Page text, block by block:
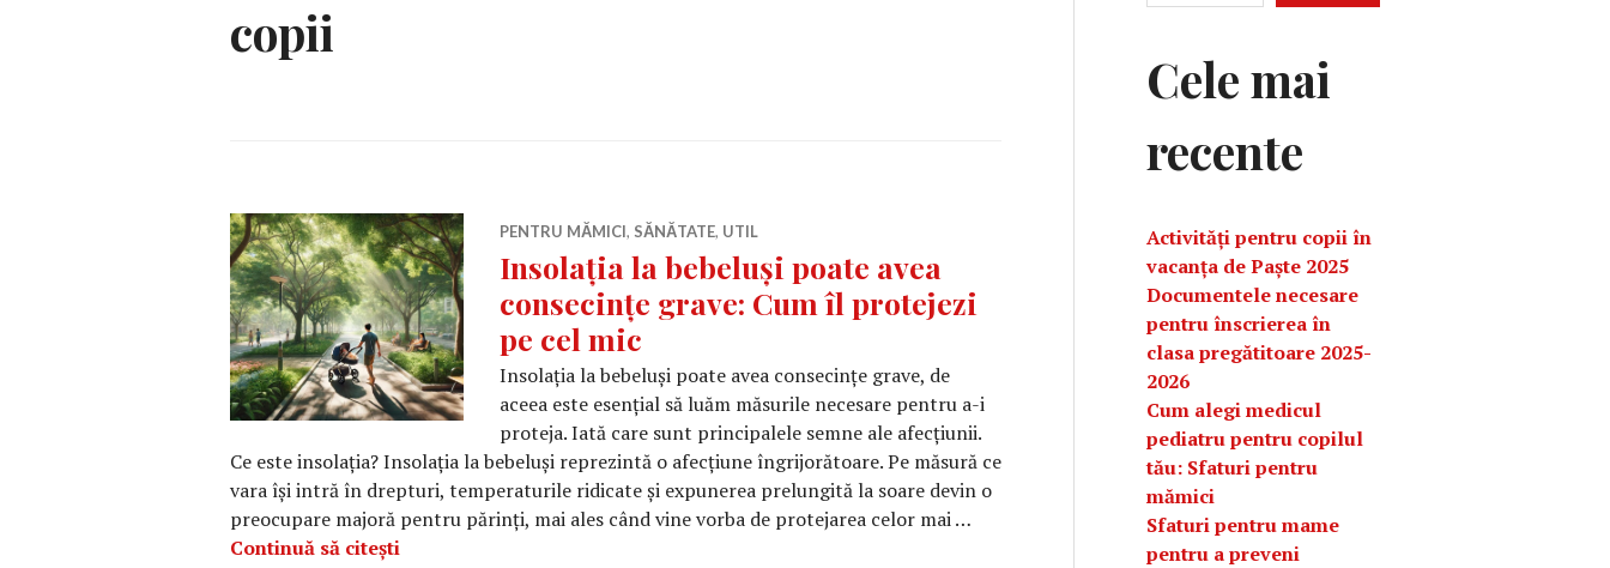
copii
PENTRU MĂMICI, SĂNĂTATE, UTIL
Insolația la bebeluși poate avea
consecințe grave: Cum îl protejezi
pe cel mic
Insolația la bebeluși poate avea consecințe grave, de
aceea este esențial să luăm măsurile necesare pentru a-i
proteja. Iată care sunt principalele semne ale afecțiunii.
Ce este insolația? Insolația la bebeluși reprezintă o afecțiune îngrijorătoare. Pe măsură ce
vara își intră în drepturi, temperaturile ridicate și expunerea prelungită la soare devin o
preocupare majoră pentru părinți, mai ales când vine vorba de protejarea celor mai …
Continuă să citești
Cele mai
recente
Activități pentru copii în
vacanța de Paște 2025
Documentele necesare
pentru înscrierea în
clasa pregătitoare 2025-
2026
Cum alegi medicul
pediatru pentru copilul
tău: Sfaturi pentru
mămici
Sfaturi pentru mame
pentru a preveni